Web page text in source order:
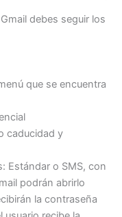
debes seguir los
que se encuentra
caducidad y
Estándar o SMS, con
podrán abrirlo
la contraseña